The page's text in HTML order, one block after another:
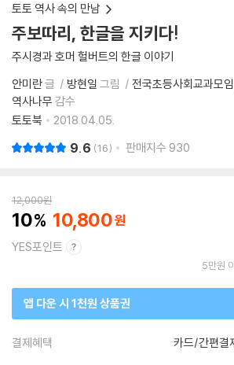
토토 역사 속의 만남
주보따리, 한글을 지키다!
주시경과 호머 헐버트의 한글 이야기
안미란글 방현일 그림 전국초등사회교과모임
역사나무 감수
토토북
2018.04.05.
9.6 16 판매지수 930
12,000원
10 10,800
YES포인트
5만원
앱 다운 시 1천원 상품권
결제혜택 카드/간편결